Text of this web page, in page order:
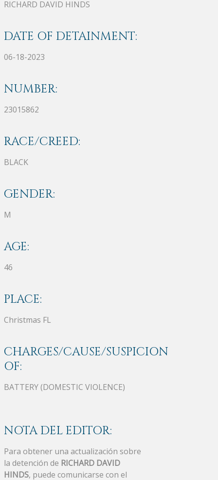
RICHARD DAVID HINDS
DATE OF DETAINMENT:
06-18-2023
NUMBER:
23015862
RACE/CREED:
BLACK
GENDER:
M
AGE:
46
PLACE:
Christmas FL
CHARGES/CAUSE/SUSPICION
OF:
BATTERY (DOMESTIC VIOLENCE)
NOTA DEL EDITOR:
Para obtener una actualización sobre
la detención de RICHARD DAVID
HINDS, puede comunicarse con el